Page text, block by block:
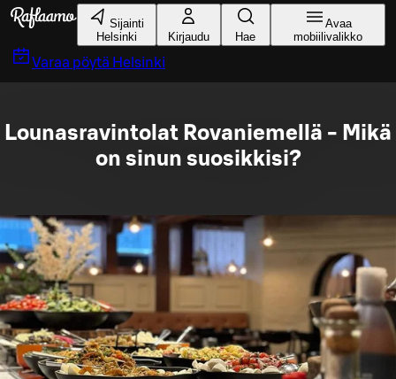
Siirry pääsisältöön
Sijainti
Helsinki
Kirjaudu Hae
Avaa
mobiilivalikko
Varaa pöytä Helsinki
Lounasravintolat Rovaniemellä - Mikä
on sinun suosikkisi?